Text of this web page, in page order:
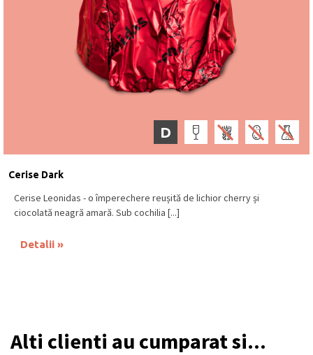
D
Cerise Dark
Cerise Leonidas - o împerechere reușită de lichior cherry și
ciocolată neagră amară. Sub cochilia [...]
Detalii
Alti clienti au cumparat si...